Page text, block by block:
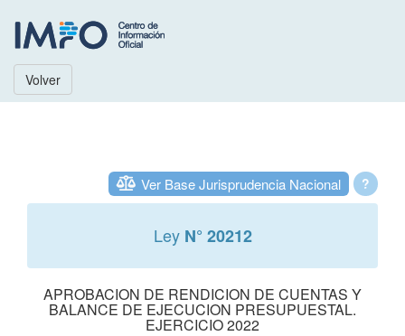
Volver
?
Ver Base Jurisprudencia Nacional
Ley N° 20212
APROBACION DE RENDICION DE CUENTAS Y
BALANCE DE EJECUCION PRESUPUESTAL.
EJERCICIO 2022